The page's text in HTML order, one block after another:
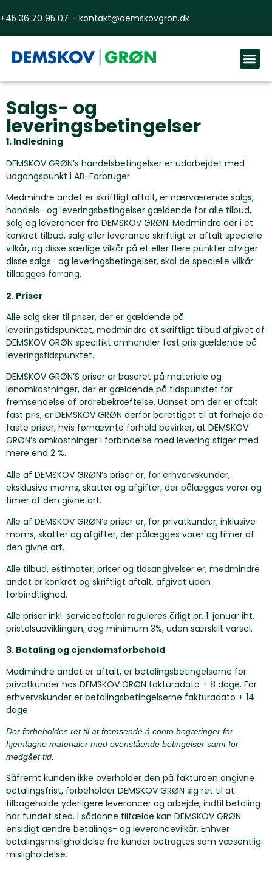
+45 36 70 95 07 – kontakt@demskovgron.dk
Salgs- og
leveringsbetingelser
1. Indledning
DEMSKOV GRØN’s handelsbetingelser er udarbejdet med
udgangspunkt i AB-Forbruger.
Medmindre andet er skriftligt aftalt, er nærværende salgs,
handels- og leveringsbetingelser gældende for alle tilbud,
salg og leverancer fra DEMSKOV GRØN. Medmindre der i et
konkret tilbud, salg eller leverance skriftligt er aftalt specielle
vilkår, og disse særlige vilkår på et eller flere punkter afviger
disse salgs- og leveringsbetingelser, skal de specielle vilkår
tillægges forrang.
2. Priser
Alle salg sker til priser, der er gældende på
leveringstidspunktet, medmindre et skriftligt tilbud afgivet af
DEMSKOV GRØN specifikt omhandler fast pris gældende på
leveringstidspunktet.
DEMSKOV GRØN’S priser er baseret på materiale og
lønomkostninger, der er gældende på tidspunktet for
fremsendelse af ordrebekræftelse. Uanset om der er aftalt
fast pris, er DEMSKOV GRØN derfor berettiget til at forhøje de
faste priser, hvis førnævnte forhold bevirker, at DEMSKOV
GRØN’s omkostninger i forbindelse med levering stiger med
mere end 2 %.
Alle af DEMSKOV GRØN’s priser er, for erhvervskunder,
eksklusive moms, skatter og afgifter, der pålægges varer og
timer af den givne art.
Alle af DEMSKOV GRØN’s priser er, for privatkunder, inklusive
moms, skatter og afgifter, der pålægges varer og timer af
den givne art.
Alle tilbud, estimater, priser og tidsangivelser er, medmindre
andet er konkret og skriftligt aftalt, afgivet uden
forbindtlighed.
Alle priser inkl. serviceaftaler reguleres årligt pr. 1. januar iht.
pristalsudviklingen, dog minimum 3%, uden særskilt varsel.
3. Betaling og ejendomsforbehold
Medmindre andet er aftalt, er betalingsbetingelserne for
privatkunder hos DEMSKOV GRØN fakturadato + 8 dage. For
erhvervskunder er betalingsbetingelserne fakturadato + 14
dage.
Der forbeholdes ret til at fremsende á conto begæringer for
hjemtagne materialer med ovenstående betingelser samt for
medgået tid.
Såfremt kunden ikke overholder den på fakturaen angivne
betalingsfrist, forbeholder DEMSKOV GRØN sig ret til at
tilbageholde yderligere leverancer og arbejde, indtil betaling
har fundet sted. I sådanne tilfælde kan DEMSKOV GRØN
ensidigt ændre betalings- og leverancevilkår. Enhver
betalingsmisligholdelse fra kunder betragtes som væsentlig
misligholdelse.